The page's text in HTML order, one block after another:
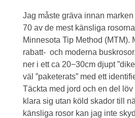
Jag måste gräva innan
70 av de mest känsliga
Minnesota Tip Method (MTM).
rabatt- och moderna
ner i ett ca 20−30cm djupt
väl ”paketerats” med ett
Täckta med jord och en del löv
klara sig utan köld skador till
känsliga rosor kan jag inte